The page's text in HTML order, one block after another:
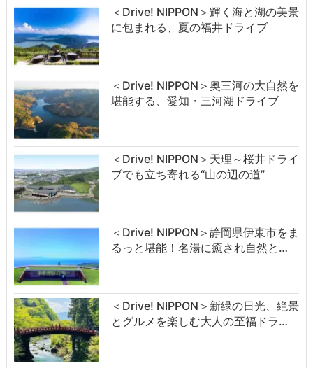
＜Drive! NIPPON＞輝く海と湖の美景
に包まれる、夏の福井ドライブ
＜Drive! NIPPON＞奥三河の大自然を
堪能する、愛知・三河湖ドライブ
＜Drive! NIPPON＞天理～桜井ドライ
ブでも立ち寄れる“山の辺の道”
＜Drive! NIPPON＞静岡県伊東市をま
るっと堪能！名湯に癒され自然と…
＜Drive! NIPPON＞新緑の日光、絶景
とグルメを楽しむ大人の至福ドラ…